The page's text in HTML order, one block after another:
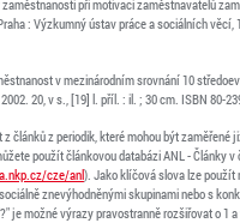
při motivaci zaměstnavatelů
: Výzkumný ústav práce a sociálních věcí,
v mezinárodním srovnání 10
20, v s., [19] l. příl. : il. ; 30 cm. ISBN 80-
článků z periodik, které mohou být zaměřené
použít článkovou databázi ANL - Články
cze/anl). Jako klíčová slova lze použít
znevýhodněnými skupinami nebo s
je možné výrazy pravostranně rozšiřovat o 1